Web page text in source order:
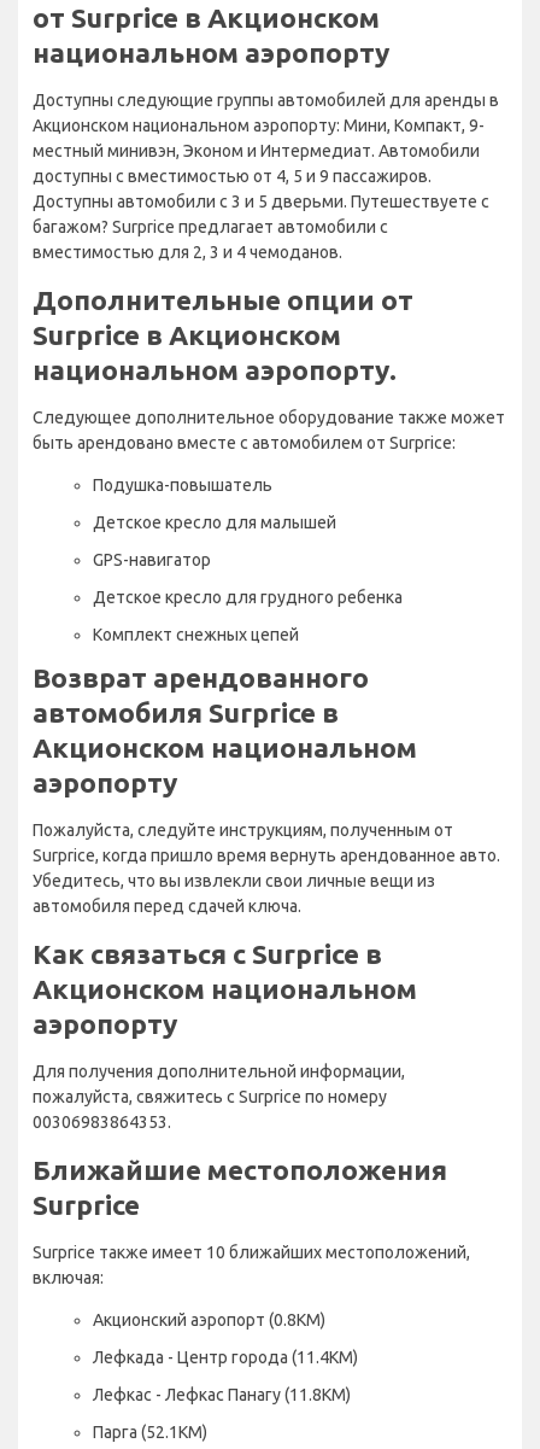
от Surprice в Акционском
национальном аэропорту
Доступны следующие группы автомобилей для аренды в
Акционском национальном аэропорту: Мини, Компакт, 9-
местный минивэн, Эконом и Интермедиат. Автомобили
доступны с вместимостью от 4, 5 и 9 пассажиров.
Доступны автомобили с 3 и 5 дверьми. Путешествуете с
багажом? Surprice предлагает автомобили с
вместимостью для 2, 3 и 4 чемоданов.
Дополнительные опции от
Surprice в Акционском
национальном аэропорту.
Следующее дополнительное оборудование также может
быть арендовано вместе с автомобилем от Surprice:
Подушка-повышатель
Детское кресло для малышей
GPS-навигатор
Детское кресло для грудного ребенка
Комплект снежных цепей
Возврат арендованного
автомобиля Surprice в
Акционском национальном
аэропорту
Пожалуйста, следуйте инструкциям, полученным от
Surprice, когда пришло время вернуть арендованное авто.
Убедитесь, что вы извлекли свои личные вещи из
автомобиля перед сдачей ключа.
Как связаться с Surprice в
Акционском национальном
аэропорту
Для получения дополнительной информации,
пожалуйста, свяжитесь с Surprice по номеру
00306983864353.
Ближайшие местоположения
Surprice
Surprice также имеет 10 ближайших местоположений,
включая:
Акционский аэропорт (0.8KM)
Лефкада - Центр города (11.4KM)
Лефкас - Лефкас Панагу (11.8KM)
Парга (52.1KM)